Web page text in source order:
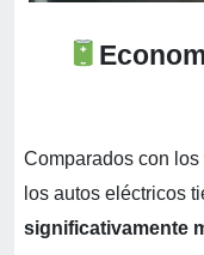
Comparados con
los autos eléctricos
significativamente